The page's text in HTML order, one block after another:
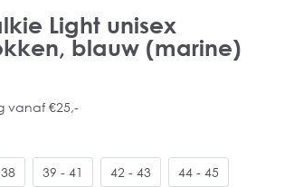
Light unisex
blauw (marine)
vanaf €25,-
39 - 41 42 - 43 44 - 45